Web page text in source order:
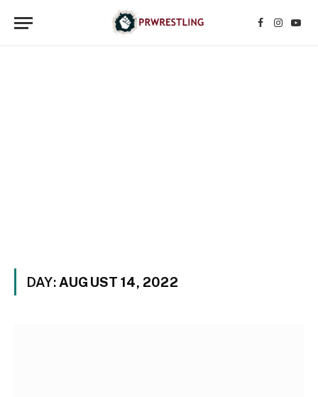
Facebook
DAY: AUGUST 14, 2022